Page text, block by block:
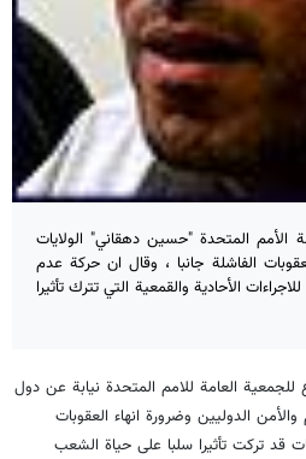
الأمم المتحدة "حسين دهقاني" الولايات
الفاشلة جانبا ، وقال ان حركة عدم
الأحادية والقمعية التي تترك تأثيرا
العامة للامم المتحدة نيابة عن دول
الدوليين وضرورة انهاء العقوبات
قد تركت تأثيرا سلبا على حياة الشعب